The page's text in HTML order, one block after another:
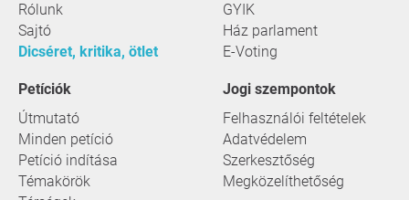
Rólunk
Sajtó
Dicséret, kritika, ötlet
GYIK
Ház parlament
E-Voting
Petíciók
Útmutató
Minden petíció
Petíció indítása
Témakörök
Jogi szempontok
Felhasználói feltételek
Adatvédelem
Szerkesztőség
Megközelíthetőség